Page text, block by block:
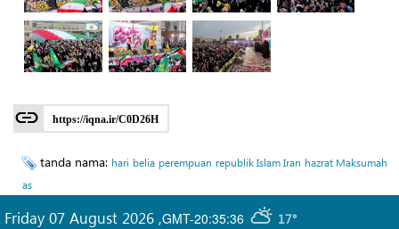
https://iqna.ir/C0D26H
tanda nama: hari belia perempuan republik Islam Iran hazrat Maksumah
as
GMT-20:35:36 17°
Friday 07 August 2026 ,